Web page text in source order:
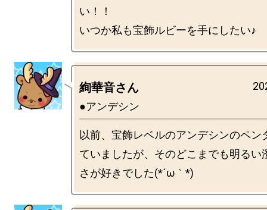
い！！
絢華音さん
●アンデシン
以前、宝飾レベルのアンデシンのペン
ていましたが、そのどこまでも明るい